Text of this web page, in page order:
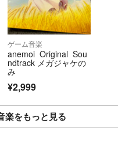
ゲーム音楽
anemoi Original Sou
ndtrack メガジャケの
み
¥2,999
楽をもっと見る